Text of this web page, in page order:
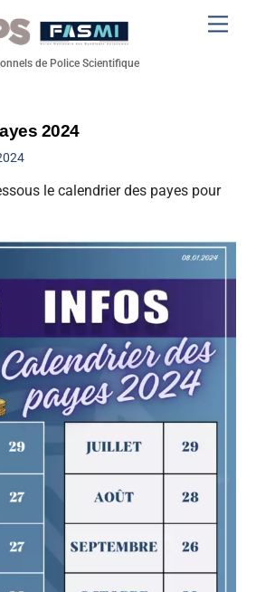
de Police Scientifique
2024
le calendrier des payes pour